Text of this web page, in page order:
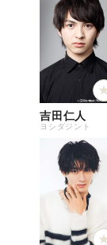
吉田仁人
ヨシダジント